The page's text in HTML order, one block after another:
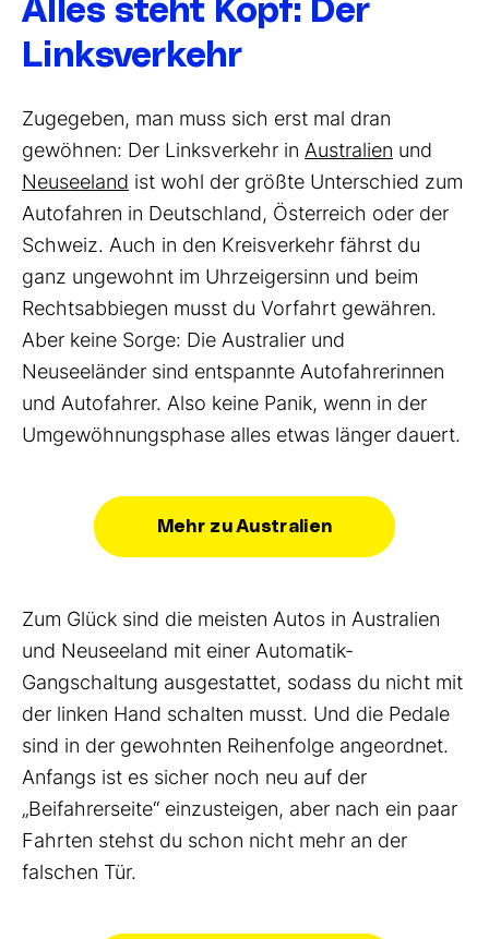
Alles steht Kopf: Der
Linksverkehr
Zugegeben, man muss sich erst mal dran
gewöhnen: Der Linksverkehr in Australien und
Neuseeland ist wohl der größte Unterschied zum
Autofahren in Deutschland, Österreich oder der
Schweiz. Auch in den Kreisverkehr fährst du
ganz ungewohnt im Uhrzeigersinn und beim
Rechtsabbiegen musst du Vorfahrt gewähren.
Aber keine Sorge: Die Australier und
Neuseeländer sind entspannte Autofahrerinnen
und Autofahrer. Also keine Panik, wenn in der
Umgewöhnungsphase alles etwas länger dauert.
Mehr zu Australien
Zum Glück sind die meisten Autos in Australien
und Neuseeland mit einer Automatik-
Gangschaltung ausgestattet, sodass du nicht mit
der linken Hand schalten musst. Und die Pedale
sind in der gewohnten Reihenfolge angeordnet.
Anfangs ist es sicher noch neu auf der
„Beifahrerseite“ einzusteigen, aber nach ein paar
Fahrten stehst du schon nicht mehr an der
falschen Tür.